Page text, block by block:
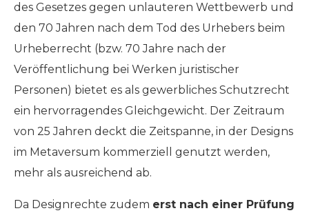
des Gesetzes gegen unlauteren Wettbewerb und
den 70 Jahren nach dem Tod des Urhebers beim
Urheberrecht (bzw. 70 Jahre nach der
Veröffentlichung bei Werken juristischer
Personen) bietet es als gewerbliches Schutzrecht
ein hervorragendes Gleichgewicht. Der Zeitraum
von 25 Jahren deckt die Zeitspanne, in der Designs
im Metaversum kommerziell genutzt werden,
mehr als ausreichend ab.
Da Designrechte zudem erst nach einer Prüfung